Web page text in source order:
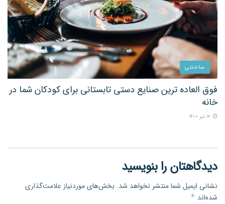
ساختنی
فوق العاده ترین صنایع دستی تابستانی برای کودکان شما در
خانه
دیدگاهتان را بنویسید
نشانی ایمیل شما منتشر نخواهد شد. بخش‌های موردنیاز علامت‌گذاری
شده‌اند *